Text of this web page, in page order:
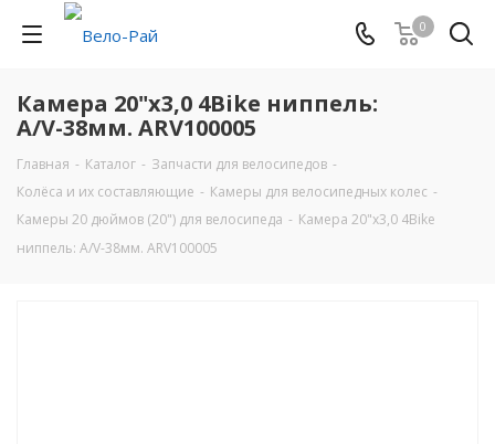
0
Камера 20"x3,0 4Bike ниппель:
A/V-38мм. ARV100005
Главная - Каталог - Запчасти для велосипедов -
Колёса и их составляющие - Камеры для велосипедных колес -
Камеры 20 дюймов (20") для велосипеда - Камера 20"x3,0 4Bike
ниппель: A/V-38мм. ARV100005